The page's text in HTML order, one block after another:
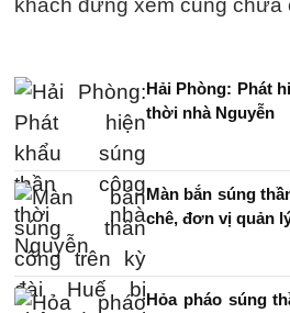
khách đứng xem cũng chưa
Hải Phòng: Phát
thời nhà Nguyễn
Màn bắn súng
chê, đơn vị quản
Hỏa pháo súng